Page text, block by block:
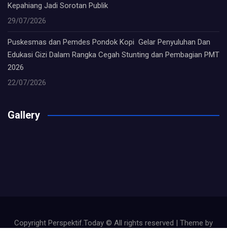
Kepahiang Jadi Sorotan Publik
29/07/2026
Puskesmas dan Pemdes Pondok Kopi Gelar Penyuluhan Dan
Edukasi Gizi Dalam Rangka Cegah Stunting dan Pembagian PMT
2026
22/07/2026
Gallery
Copyright Perspektif.Today © All rights reserved | Theme by